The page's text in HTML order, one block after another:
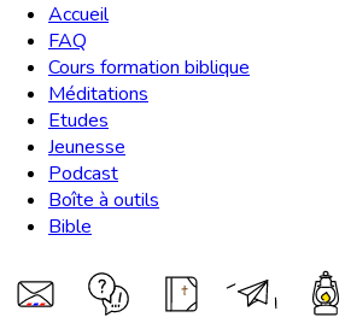
Accueil
FAQ
Cours formation biblique
Méditations
Etudes
Jeunesse
Podcast
Boîte à outils
Bible